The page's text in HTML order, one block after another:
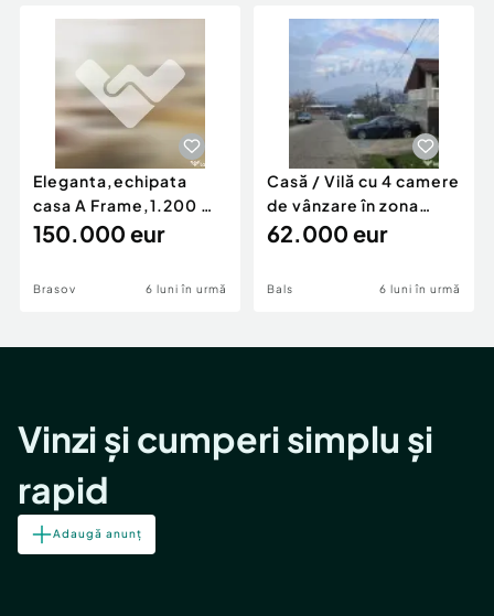
Animale de companie
Afaceri și echipamente profesionale
Inchiriere Bunuri si Vehicule
Utilaje agricole si industriale
Piese auto si accesorii
Dacia Duster
Eleganta,echipata
casa A Frame,1.200 mp
teren,deschidere Pia
150.000 eur
Brasov 6 luni în urmă
Casă / Vilă cu 4 camere
de vânzare în zona
Periferie
62.000 eur
Bals 6 luni în urmă
Vinzi și cumperi simplu și
rapid
Adaugă anunț